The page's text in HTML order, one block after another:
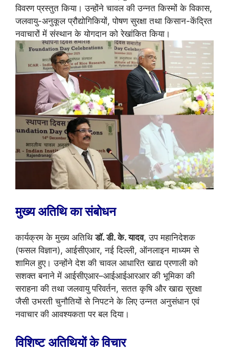
विवरण प्रस्तुत किया। उन्होंने चावल की उन्नत किस्मों के विकास,
जलवायु-अनुकूल प्रौद्योगिकियों, पोषण सुरक्षा तथा किसान-केंद्रित
नवाचारों में संस्थान के योगदान को रेखांकित किया।
मुख्य अतिथि का संबोधन
कार्यक्रम के मुख्य अतिथिडॉ. डी. के. यादव, उप महानिदेशक
(फसल विज्ञान), आईसीएआर, नई दिल्ली, ऑनलाइन माध्यम से
शामिल हुए। उन्होंने देश की चावल आधारित खाद्य प्रणाली को
सशक्त बनाने में आईसीएआर–आईआईआरआर की भूमिका की
सराहना की तथा जलवायु परिवर्तन, सतत कृषि और खाद्य सुरक्षा
जैसी उभरती चुनौतियों से निपटने के लिए उन्नत अनुसंधान एवं
नवाचार की आवश्यकता पर बल दिया।
विशिष्ट अतिथियों के विचार